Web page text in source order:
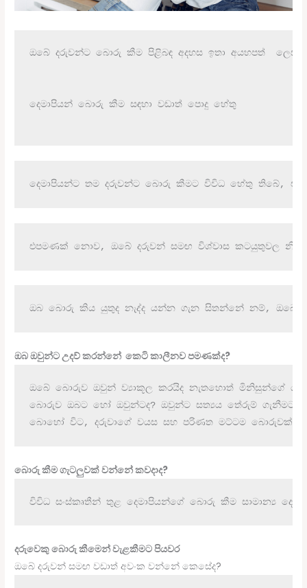
ඔබේ දරුවන්ට බොරු කීම පිළිබඳ අදහස ඉතා අයහපත්
දෙමාපියන් බොරු කීම සඳහා වඩාත් පොදු හේතු
දෙමාපියන්ට තම දරුවන්ට බොරු කීමට විවිධ හේතු තිබේ, එය
එපමණක් නොව, ඔබේ දරුවන් සමඟ විශ්වාස කටයුතුවල
ඔබ බොරු කිය යුතුද නැද්ද යන්න ගැන සිතන්නේ නම්,
ඔබ ඔවුන්ට උදව් කරන්නේ කෙටි කාලීනව පමණක්ද?
ඔබේ බොරුව ඔවුන් ව්‍යාකූල කරයිද නැතහොත් මිනිසුන්ගේ
බොරුව ඔබට හෝ ඔවුන්ටද? ඔවුන්ට සත්‍යය තේරුම් ගැනීමට
බොහෝ විට, දරුවාගේ වයස සහ පරිණත මට්ටම බොරුවක්
බොරු කීම ගැටලුවක් වන්නේ කවදාද?
විවිධ සංස්කෘතීන් තුළ දෙමාපියන්ගේ බොරු කීම සාමාන්‍ය
දරුවෙකු බොරු කීමෙන් වැළකීමට පියවර
ඔබේ දරුවන් සමඟ වඩාත් අවංක වන්නේ කෙසේද?